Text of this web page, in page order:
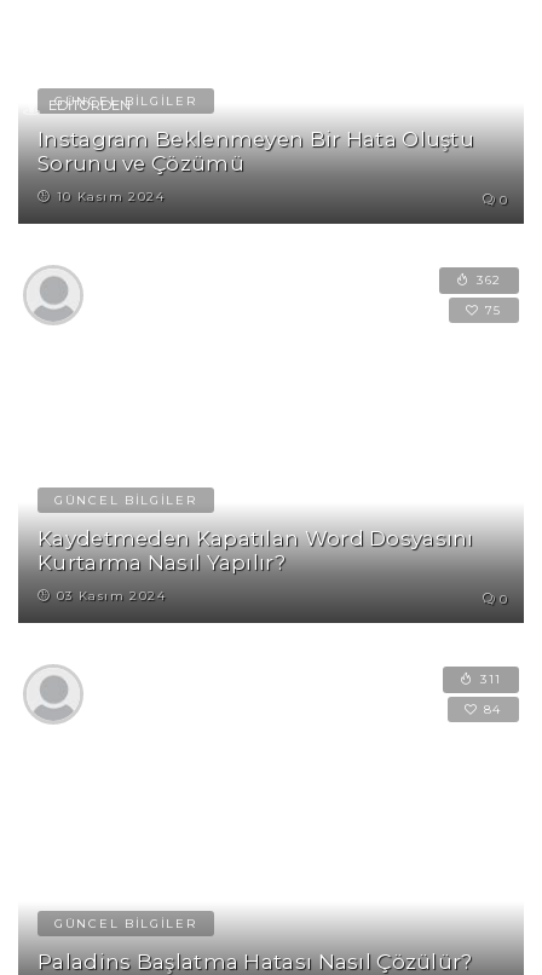
EDITÖRDEN
GÜNCEL BİLGİLER
Instagram Beklenmeyen Bir Hata Oluştu
Sorunu ve Çözümü
10 Kasım 2024 0
GÜNCEL BİLGİLER
Kaydetmeden Kapatılan Word Dosyasını
Kurtarma Nasıl Yapılır?
75
362
03 Kasım 2024 0
GÜNCEL BİLGİLER
Paladins Başlatma Hatası Nasıl Çözülür?
84
311